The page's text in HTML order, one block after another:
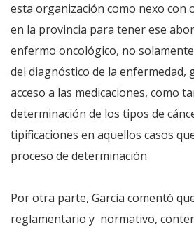
esta organización como nexo con
en la provincia para tener ese
enfermo oncológico, no
del diagnóstico de la enfermedad,
acceso a las medicaciones, como
determinación de los tipos de
tipificaciones en aquellos casos
proceso de determinación
Por otra parte, García comentó
reglamentario y normativo,